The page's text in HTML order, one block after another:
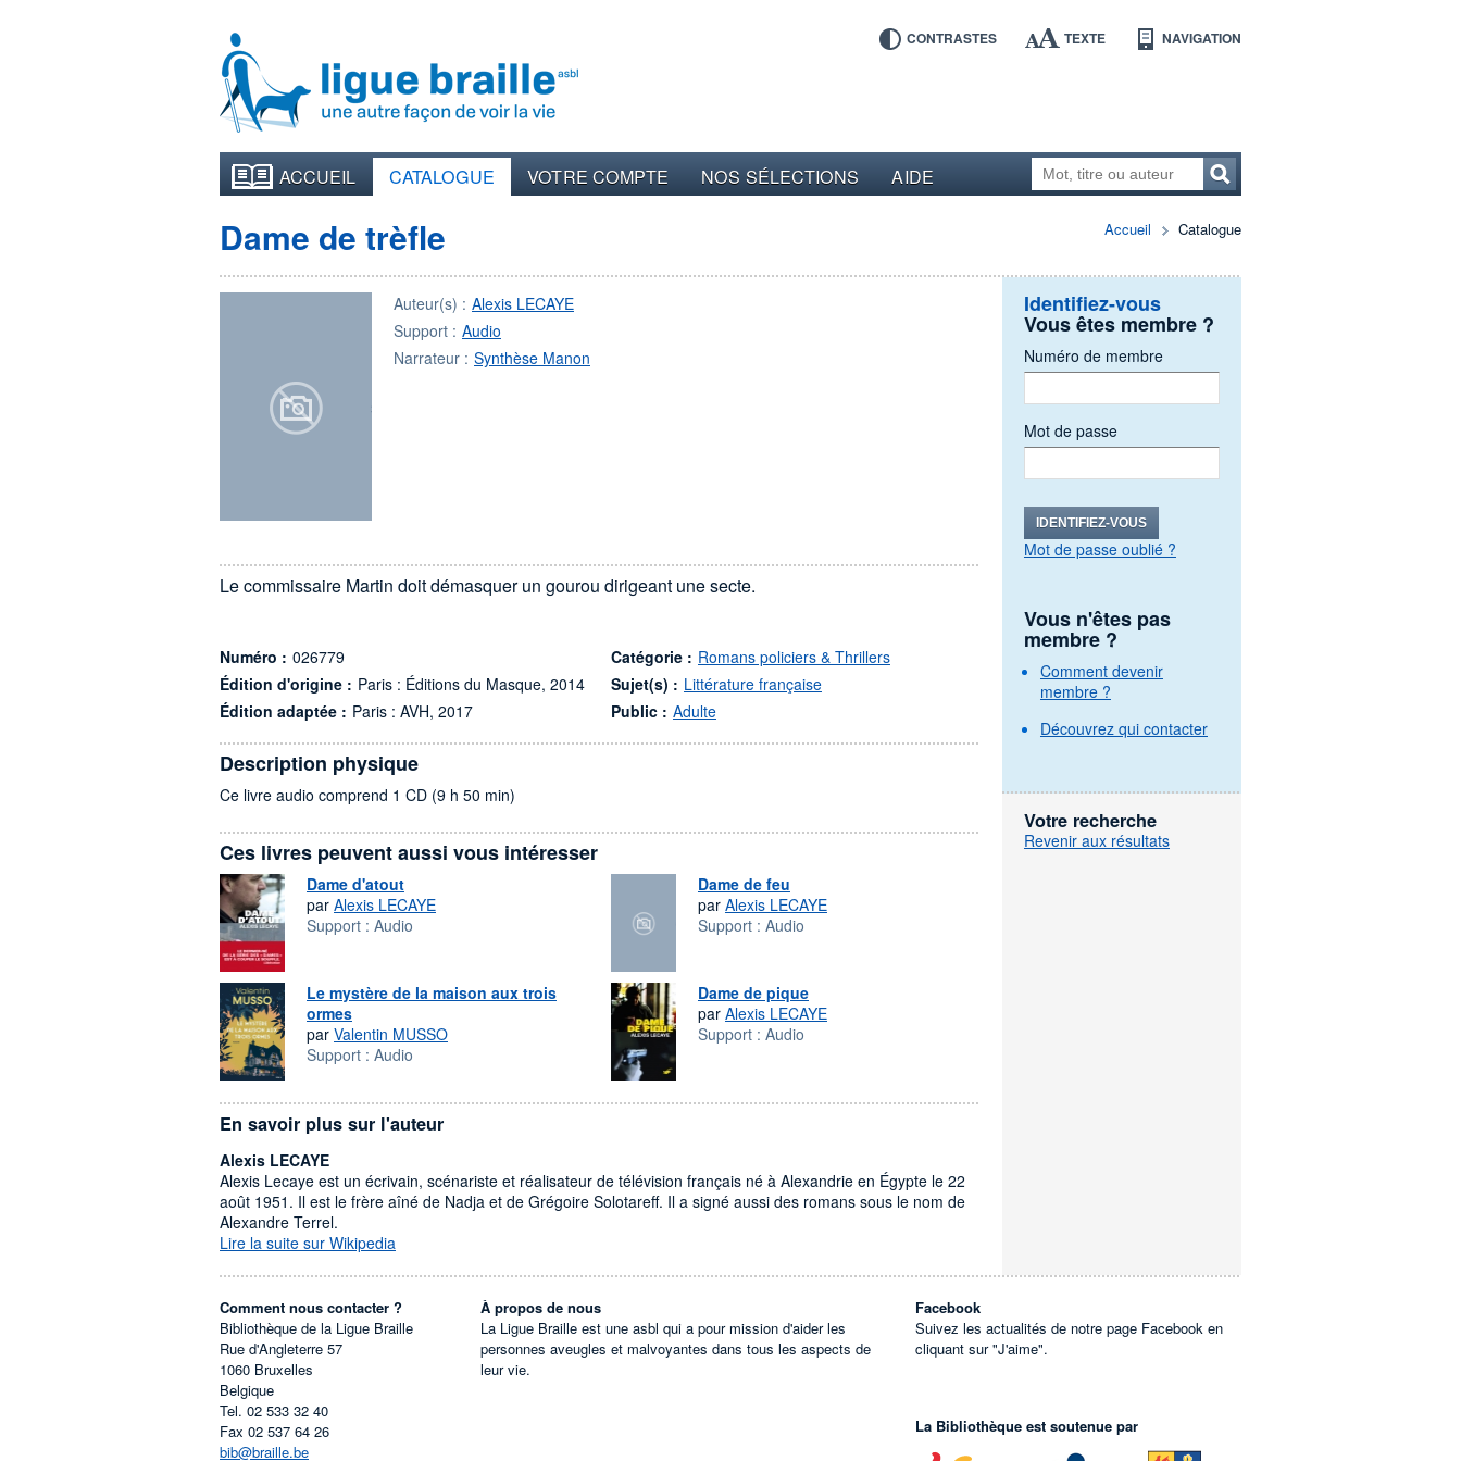
CONTRASTES TEXTE NAVIGATION
ACCUEIL CATALOGUE VOTRE COMPTE NOS SÉLECTIONS AIDE
Accueil Catalogue
Dame de trèfle
Auteur(s) : Alexis LECAYE
Support : Audio
Narrateur : Synthèse Manon
Le commissaire Martin doit démasquer un gourou dirigeant une secte.
Numéro : 026779
Édition d'origine : Paris : Éditions du Masque, 2014
Édition adaptée : Paris : AVH, 2017
Catégorie : Romans policiers & Thrillers
Sujet(s) : Littérature française
Public : Adulte
Description physique
Ce livre audio comprend 1 CD (9 h 50 min)
Ces livres peuvent aussi vous intéresser
Dame d'atout
par Alexis LECAYE
Support : Audio
Dame de feu
par Alexis LECAYE
Support : Audio
Le mystère de la maison aux trois
ormes
par Valentin MUSSO
Support : Audio
Dame de pique
par Alexis LECAYE
Support : Audio
En savoir plus sur l'auteur
Alexis LECAYE
Alexis Lecaye est un écrivain, scénariste et réalisateur de télévision français né à Alexandrie en Égypte le 22
août 1951. Il est le frère aîné de Nadja et de Grégoire Solotareff. Il a signé aussi des romans sous le nom de
Alexandre Terrel.
Lire la suite sur Wikipedia
Identifiez-vous
Vous êtes membre ?
Numéro de membre
Mot de passe
IDENTIFIEZ-VOUS
Mot de passe oublié ?
Vous n'êtes pas
membre ?
Comment devenir
membre ?
Découvrez qui contacter
Votre recherche
Revenir aux résultats
Comment nous contacter ?
Bibliothèque de la Ligue Braille
Rue d'Angleterre 57
1060 Bruxelles
Belgique
Tel. 02 533 32 40
Fax 02 537 64 26
bib@braille.be
À propos de nous
La Ligue Braille est une asbl qui a pour mission d'aider les
personnes aveugles et malvoyantes dans tous les aspects de
leur vie.
Facebook
Suivez les actualités de notre page Facebook en
cliquant sur "J'aime".
La Bibliothèque est soutenue par